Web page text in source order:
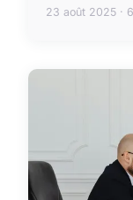
23 août 2025 ·